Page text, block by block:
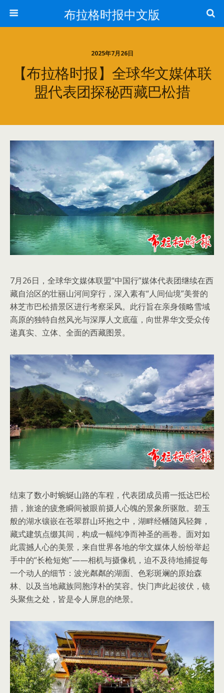
布拉格时报中文版
2025年7月26日
【布拉格时报】全球华文媒体联
盟代表团探秘西藏巴松措
7月26日，全球华文媒体联盟“中国行”媒体代表团继续在西
藏自治区的壮丽山河间穿行，深入素有“人间仙境”美誉的
林芝市巴松措景区进行考察采风。此行旨在亲身领略雪域
高原的独特自然风光与深厚人文底蕴，向世界华文受众传
递真实、立体、全面的西藏图景。
结束了数小时蜿蜒山路的车程，代表团成员甫一抵达巴松
措，旅途的疲惫瞬间被眼前摄人心魄的景象所驱散。碧玉
般的湖水镶嵌在苍翠群山环抱之中，湖畔经幡随风轻舞，
藏式建筑点缀其间，构成一幅纯净而神圣的画卷。面对如
此震撼人心的美景，来自世界各地的华文媒体人纷纷举起
手中的“长枪短炮”——相机与摄像机，迫不及待地捕捉每
一个动人的细节：波光粼粼的湖面、色彩斑斓的原始森
林、以及当地藏族同胞淳朴的笑容。快门声此起彼伏，镜
头聚焦之处，皆是令人屏息的绝景。